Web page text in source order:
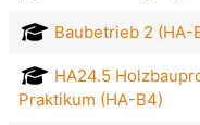
Baubetrieb 2 (HA-
HA24.5
Praktikum (HA-B4)